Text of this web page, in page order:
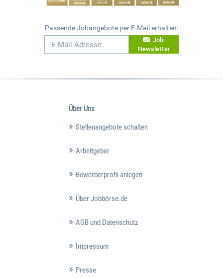
Passende Jobangebote per E-Mail erhalten:
Job-
Newsletter
Über Uns
Stellenangebote schalten
Arbeitgeber
Bewerberprofil anlegen
Über Jobbörse.de
AGB und Datenschutz
Impressum
Presse